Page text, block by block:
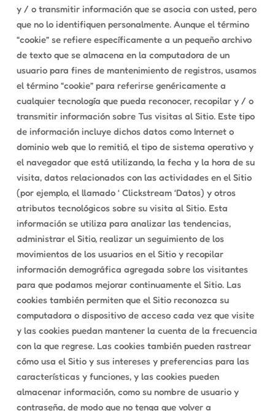
y / o transmitir información que se asocia con usted, pero
que no lo identifiquen personalmente. Aunque el término
“cookie” se refiere específicamente a un pequeño archivo
de texto que se almacena en la computadora de un
usuario para fines de mantenimiento de registros, usamos
el término “cookie” para referirse genéricamente a
cualquier tecnología que pueda reconocer, recopilar y / o
transmitir información sobre Tus visitas al Sitio. Este tipo
de información incluye dichos datos como Internet o
dominio web que lo remitió, el tipo de sistema operativo y
el navegador que está utilizando, la fecha y la hora de su
visita, datos relacionados con las actividades en el Sitio
(por ejemplo, el llamado ‘ Clickstream ‘Datos) y otros
atributos tecnológicos sobre su visita al Sitio. Esta
información se utiliza para analizar las tendencias,
administrar el Sitio, realizar un seguimiento de los
movimientos de los usuarios en el Sitio y recopilar
información demográfica agregada sobre los visitantes
para que podamos mejorar continuamente el Sitio. Las
cookies también permiten que el Sitio reconozca su
computadora o dispositivo de acceso cada vez que visite
y las cookies puedan mantener la cuenta de la frecuencia
con la que regrese. Las cookies también pueden rastrear
cómo usa el Sitio y sus intereses y preferencias para las
características y funciones, y las cookies pueden
almacenar información, como su nombre de usuario y
contraseña, de modo que no tenga que volver a